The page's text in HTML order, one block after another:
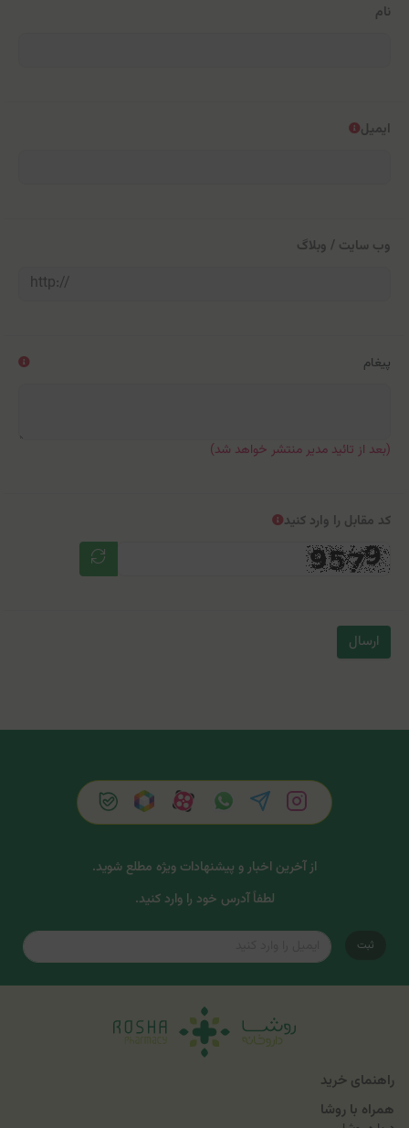
نام
ایمیل
وب سایت / وبلاگ
پیغام
(بعد از تائید مدیر منتشر خواهد شد)
کد مقابل را وارد کنید
ارسال
از آخرین اخبار و پیشنهادات ویژه مطلع شوید.
لطفاً آدرس خود را وارد کنید.
ثبت
راهنمای خرید
همراه با روشا